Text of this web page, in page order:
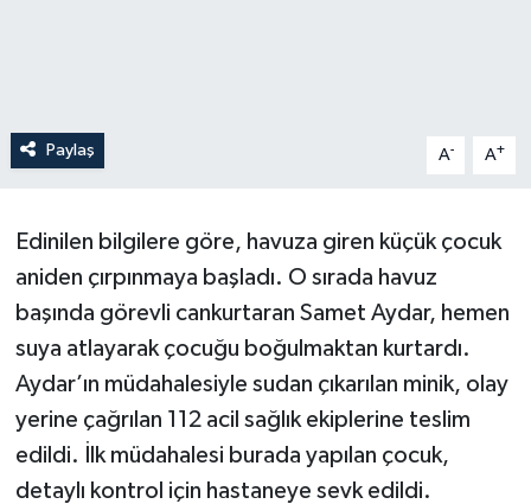
Paylaş A- A+
Edinilen bilgilere göre, havuza giren küçük çocuk
aniden çırpınmaya başladı. O sırada havuz
başında görevli cankurtaran Samet Aydar, hemen
suya atlayarak çocuğu boğulmaktan kurtardı.
Aydar’ın müdahalesiyle sudan çıkarılan minik, olay
yerine çağrılan 112 acil sağlık ekiplerine teslim
edildi. İlk müdahalesi burada yapılan çocuk,
detaylı kontrol için hastaneye sevk edildi.